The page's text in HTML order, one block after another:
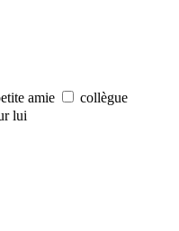
amie
collègue
lui